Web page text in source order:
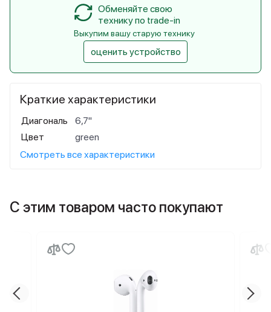
Краткие характеристики
Диагональ
6,7"
Цвет
green
Смотреть все характеристики
Обменяйте свою
технику по trade-in
Выкупим вашу старую технику
оценить устройство
С этим товаром часто покупают